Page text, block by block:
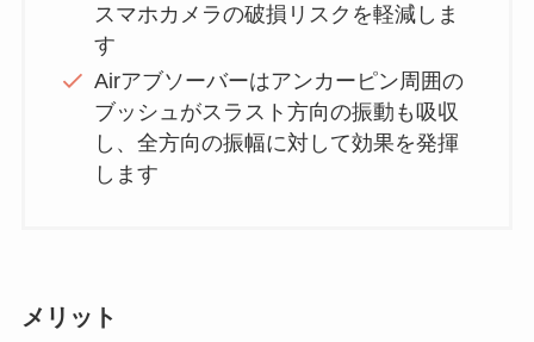
スマホカメラの破損リスクを軽減しま
す
Airアブソーバーはアンカーピン周囲の
ブッシュがスラスト方向の振動も吸収
し、全方向の振幅に対して効果を発揮
します
メリット